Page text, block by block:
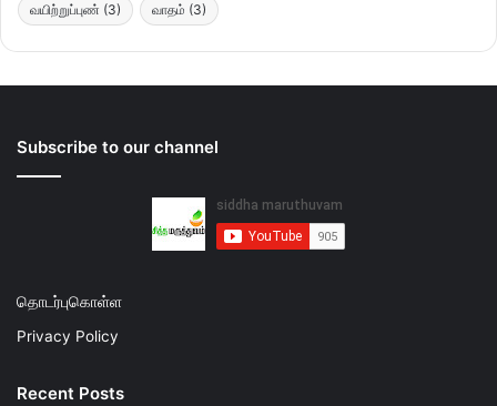
வயிற்றுப்புண் (3) வாதம் (3)
Subscribe to our channel
தொடர்புகொள்ள
Privacy Policy
Recent Posts